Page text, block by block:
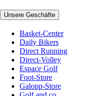
Unsere Geschäfte
Basket-Center
Daily Bikers
Direct Running
Direct-Volley
Espace Golf
Foot-Store
Galopp-Store